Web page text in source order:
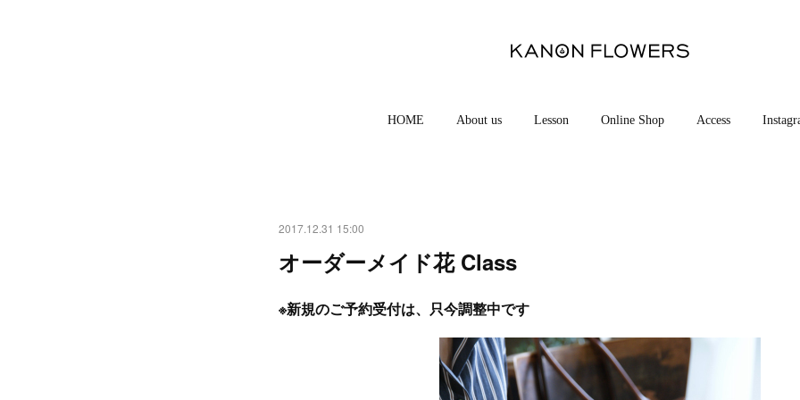
HOME About us Lesson Online Shop Access
2017.12.31 15:00
オーダーメイド花 Class
※新規のご予約受付は、只今調整中です